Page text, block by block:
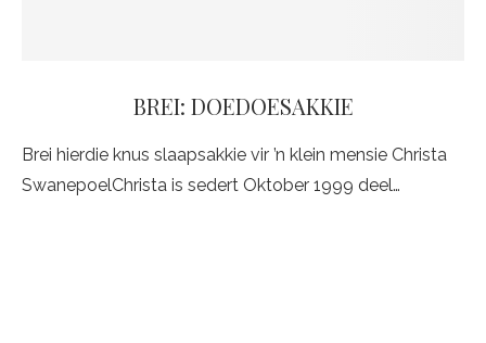
BREI: DOEDOESAKKIE
Brei hierdie knus slaapsakkie vir ’n klein mensie Christa
SwanepoelChrista is sedert Oktober 1999 deel…